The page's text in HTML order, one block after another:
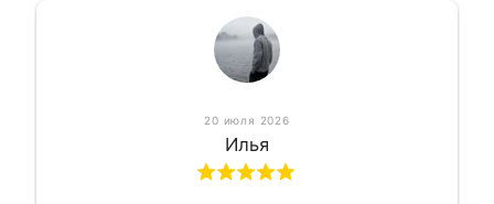
20 июля 2026
Илья